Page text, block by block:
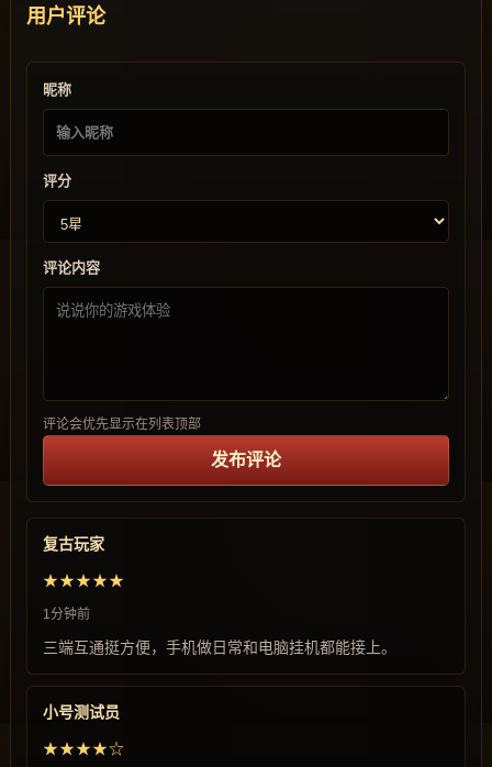
用户评论
昵称
评分
评论内容
评论会优先显示在列表顶部
发布评论
复古玩家
★★★★★
1分钟前
三端互通挺方便，手机做日常和电脑挂机都能接上。
小号测试员
★★★★☆